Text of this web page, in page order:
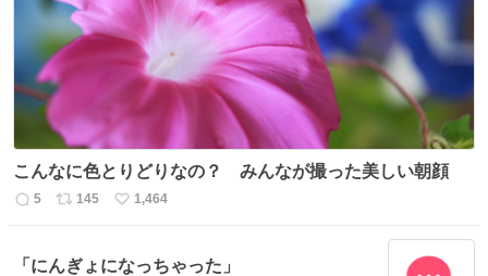
こんなに色とりどりなの？ みんなが撮った美しい朝顔
返
数
5
リ
ス
145
い
ね
1,464
「にんぎょになっちゃった」